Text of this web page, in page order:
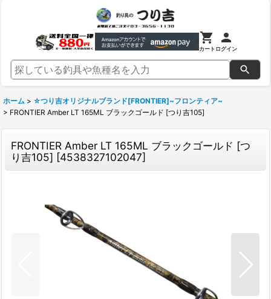
カートログイン
ホーム > ☆つり吉オリジナルブランド[FRONTIER]~フロンティア~
> FRONTIER Amber LT 165ML ブラックゴールド [つり吉105]
FRONTIER Amber LT 165ML ブラックゴールド [つ
り吉105] [4538327102047]